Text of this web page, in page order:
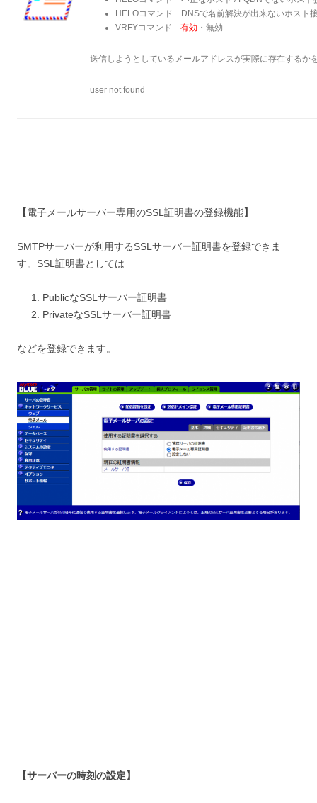
HELOコマンド DNSで名前解決が出来ないホス
VRFYコマンド 有効 ・無効
送信しようとしているメールアドレスが実際に存在するか
user not found
【電子メールサーバー専用のSSL証明書の登録機能】
SMTPサーバーが利用するSSLサーバー証明書を登録できま
す。SSL証明書としては
PublicなSSLサーバー証明書
PrivateなSSLサーバー証明書
などを登録できます。
【サーバーの時刻の設定】